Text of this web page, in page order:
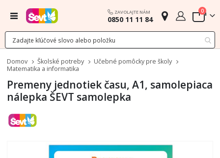
Menu ZAVOLAJTE NÁM
0850 11 11 84 Cart
0
Domov Školské potreby
Učebné pomôcky pre školy
Matematika a informatika
Premeny jednotiek času, A1, samolepiaca
nálepka ŠEVT samolepka